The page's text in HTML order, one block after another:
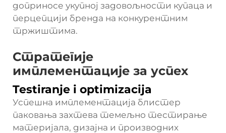
доприносе укупној задовољности купаца и
перцепцији бренда на конкурентним
тржиштима.
Стратегије
имплементације за успех
Testiranje i optimizacija
Успешна имплементација блистер
паковања захтева темељно тестирање
материјала, дизајна и производних